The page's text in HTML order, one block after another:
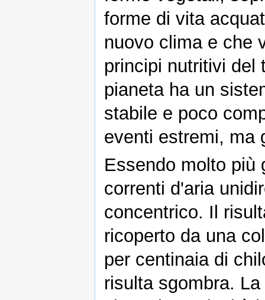
forme di vita
nuovo clima e che
principi nutritivi del
pianeta ha un
stabile e poco
eventi estremi, ma
Essendo molto più
correnti d'aria
concentrico. Il
ricoperto da una
per centinaia di
risulta sgombra.